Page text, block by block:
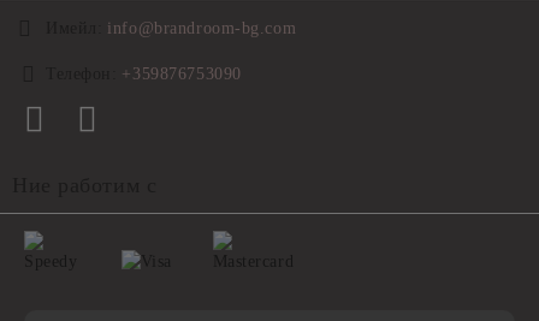
info@brandroom-bg.com
+359876753090